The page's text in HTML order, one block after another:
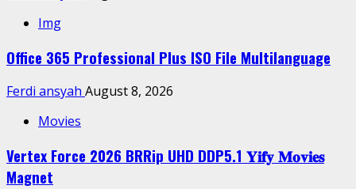
Img
Office 365 Professional Plus ISO File Multilanguage
Ferdi ansyah August 8, 2026
Movies
Vertex Force 2026 BRRip UHD DDP5.1 𝐘𝐢𝐟𝐲 𝐌𝐨𝐯𝐢𝐞𝐬
Magnet